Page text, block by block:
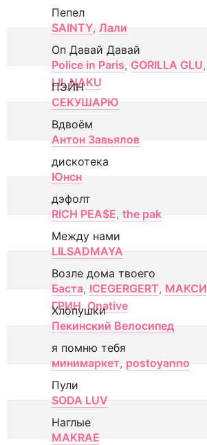
Пепел
SAINTY, Лали
Оп Давай Давай
Police in Paris, GORILLA GLU,
LIL NAKU
ПЭЙН
СЕКУШАРЮ
Вдвоём
Антон Завьялов
дискотека
Юнсн
дэфолт
RICH PEA$E, the pak
Между нами
LILSADMAYA
Возле дома твоего
Баста, ICEGERGERT, МАКСИ
ГРИН, Onative
Хлопушки
Пекинский Велосипед
я помню тебя
минимаркет, postoyanno
Пули
SODA LUV
Наглые
MAKRAE